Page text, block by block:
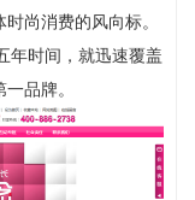
尚消费的风向标。
年时间，就迅速覆盖
品牌。